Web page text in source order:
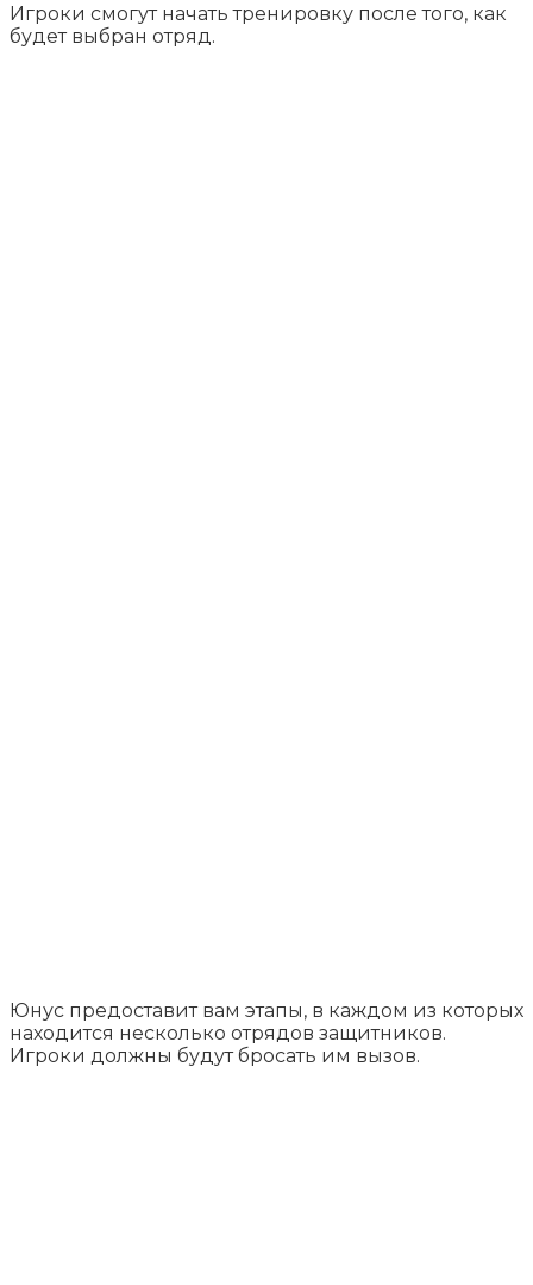
Игроки смогут начать тренировку после того, как
будет выбран отряд.
Юнус предоставит вам этапы, в каждом из которых
находится несколько отрядов защитников.
Игроки должны будут бросать им вызов.